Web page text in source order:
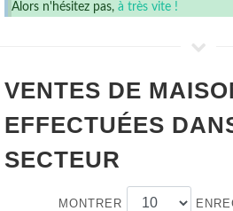
Alors n'hésitez pas, à très vite !
VENTES DE
EFFECTUÉES
SECTEUR
MONTRER